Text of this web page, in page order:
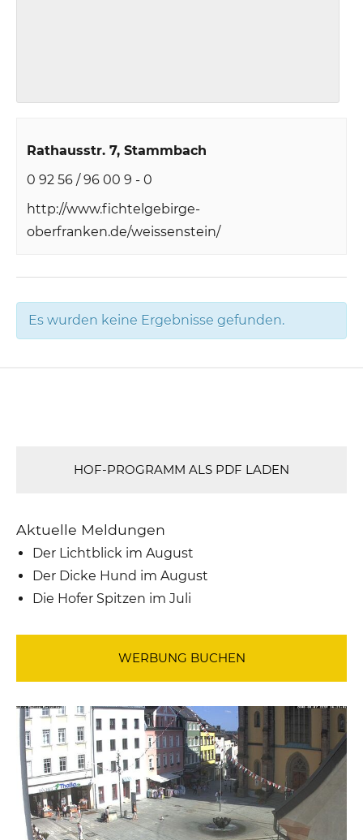
Rathausstr. 7 Stammbach
0 92 56 / 96 00 9 - 0
http://www.fichtelgebirge-
oberfranken.de/weissenstein/
Es wurden keine Ergebnisse gefunden.
HOF-PROGRAMM ALS PDF LADEN
Aktuelle Meldungen
Der Lichtblick im August
Der Dicke Hund im August
Die Hofer Spitzen im Juli
WERBUNG BUCHEN